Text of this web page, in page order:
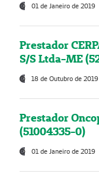
01 de Janeiro de 2019
Prestador
S/S Ltda-ME
18 de Outubro de 2019
Prestador
(51004335-0)
01 de Janeiro de 2019